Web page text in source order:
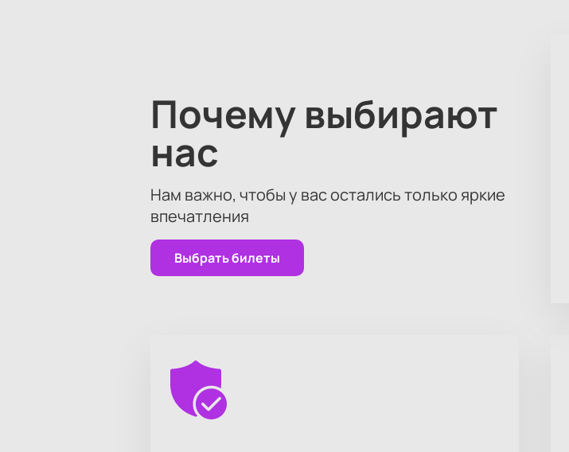
Почему выбирают
нас
Нам важно, чтобы у вас остались только яркие
впечатления
Выбрать билеты